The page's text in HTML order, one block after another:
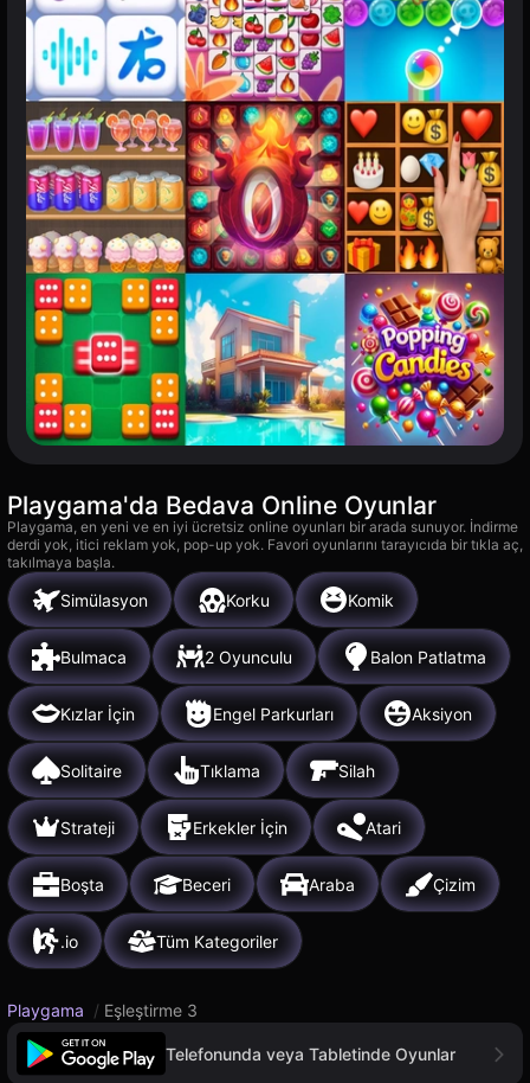
Playgama'da Bedava Online Oyunlar
Playgama, en yeni ve en iyi ücretsiz online oyunları bir arada sunuyor. İndirme
derdi yok, itici reklam yok, pop-up yok. Favori oyunlarını tarayıcıda bir tıkla aç,
takılmaya başla.
Simülasyon Korku Komik
Bulmaca 2 Oyunculu Balon Patlatma
Kızlar İçin Engel Parkurları Aksiyon
Solitaire Tıklama Silah
Strateji Erkekler İçin Atari
Boşta Beceri Araba Çizim
.io Tüm Kategoriler
Playgama / Eşleştirme 3
Telefonunda veya Tabletinde Oyunlar